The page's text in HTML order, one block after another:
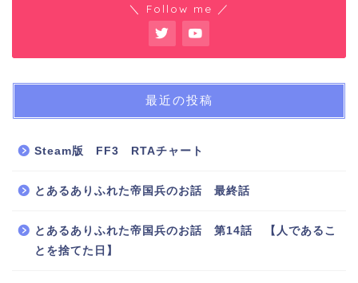
＼ Follow me ／
最近の投稿
Steam版 FF3 RTAチャート
とあるありふれた帝国兵のお話 最終話
とあるありふれた帝国兵のお話 第14話 【人であるこ
とを捨てた日】